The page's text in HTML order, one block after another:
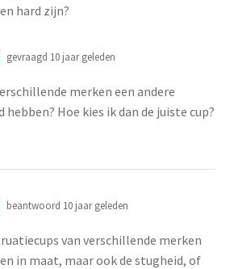
hard zijn?
gevraagd 10 jaar geleden
merken een andere
Hoe kies ik dan de juiste cup?
beantwoord 10 jaar geleden
van verschillende merken
in maat, maar ook de stugheid, of